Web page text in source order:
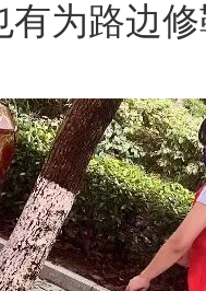
为路边